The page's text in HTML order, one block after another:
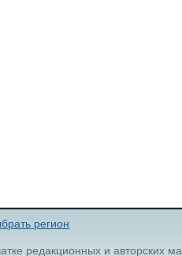
регион
редакционных и авторских